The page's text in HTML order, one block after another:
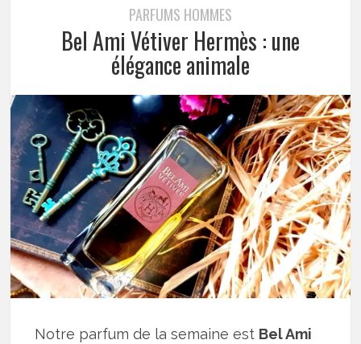
PARFUMS HOMMES
Bel Ami Vétiver Hermès : une
élégance animale
Notre parfum de la semaine est Bel Ami